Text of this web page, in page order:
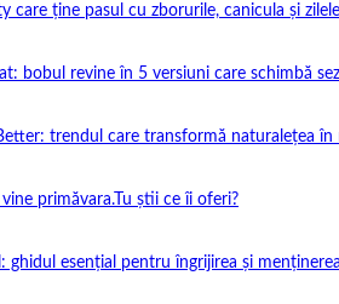
care ține pasul cu zborurile, canicula și
bobul revine în 5 versiuni care schimbă
trendul care transformă naturalețea în
primăvara.Tu știi ce îi oferi?
ghidul esențial pentru îngrijirea și